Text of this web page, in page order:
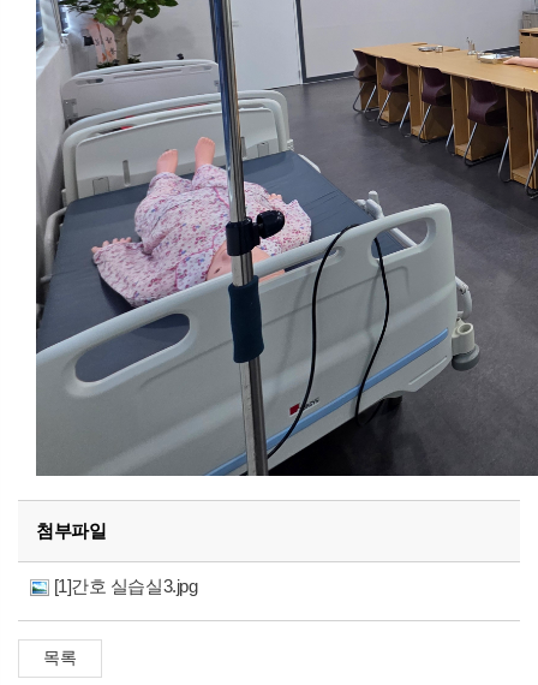
첨부파일
[1]간호 실습실3.jpg